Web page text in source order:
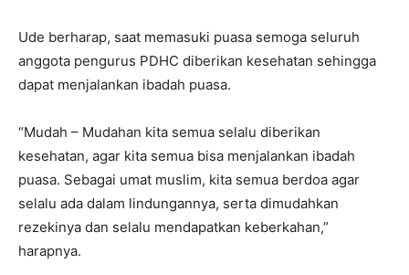
Ude berharap, saat memasuki puasa semoga seluruh
anggota pengurus PDHC diberikan kesehatan sehingga
dapat menjalankan ibadah puasa.
“Mudah – Mudahan kita semua selalu diberikan
kesehatan, agar kita semua bisa menjalankan ibadah
puasa. Sebagai umat muslim, kita semua berdoa agar
selalu ada dalam lindungannya, serta dimudahkan
rezekinya dan selalu mendapatkan keberkahan,”
harapnya.